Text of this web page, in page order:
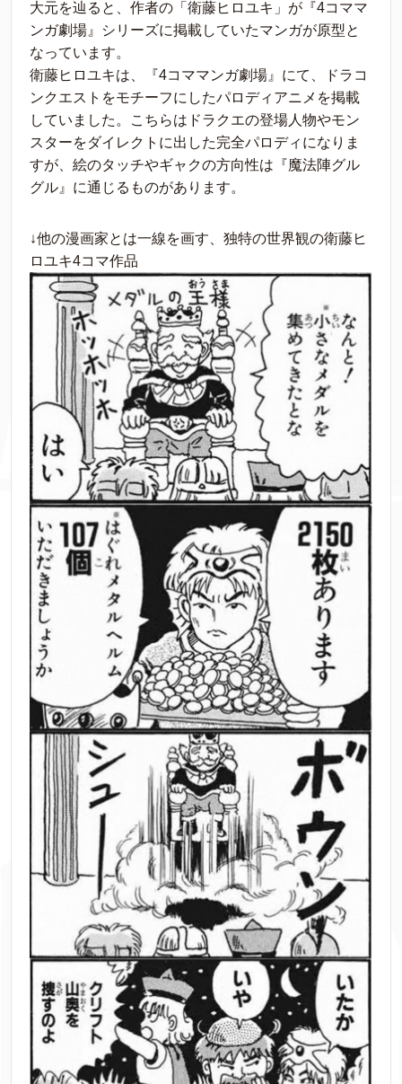
大元を辿ると、作者の「衛藤ヒロユキ」が『4コママ
ンガ劇場』シリーズに掲載していたマンガが原型と
なっています。
衛藤ヒロユキは、『4コママンガ劇場』にて、ドラコ
ンクエストをモチーフにしたパロディアニメを掲載
していました。こちらはドラクエの登場人物やモン
スターをダイレクトに出した完全パロディになりま
すが、絵のタッチやギャクの方向性は『魔法陣グル
グル』に通じるものがあります。
↓他の漫画家とは一線を画す、独特の世界観の衛藤ヒ
ロユキ4コマ作品